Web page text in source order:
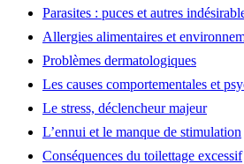
Parasites : puces et autres
Allergies alimentaires et
Problèmes dermatologiques
Les causes comportementales et
Le stress, déclencheur majeur
L’ennui et le manque de stimulation
Conséquences du toilettage excessif